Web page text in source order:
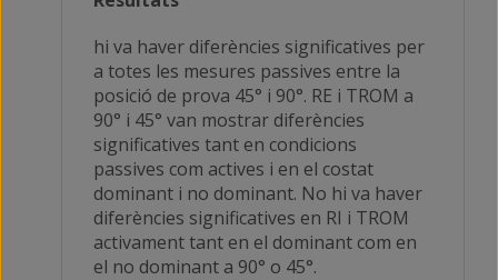
hi va haver diferències significatives per
a totes les mesures passives entre la
posició de prova 45° i 90°. RE i TROM a
90° i 45° van mostrar diferències
significatives tant en condicions
passives com actives i en el costat
dominant i no dominant. No hi va haver
diferències significatives en RI i TROM
activament tant en el dominant com en
el no dominant a 90° o 45°.